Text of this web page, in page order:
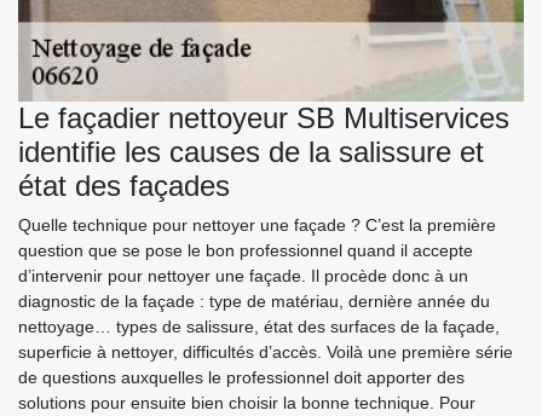
Le façadier nettoyeur SB Multiservices
identifie les causes de la salissure et
état des façades
Quelle technique pour nettoyer une façade ? C’est la première
question que se pose le bon professionnel quand il accepte
d’intervenir pour nettoyer une façade. Il procède donc à un
diagnostic de la façade : type de matériau, dernière année du
nettoyage… types de salissure, état des surfaces de la façade,
superficie à nettoyer, difficultés d’accès. Voilà une première série
de questions auxquelles le professionnel doit apporter des
solutions pour ensuite bien choisir la bonne technique. Pour